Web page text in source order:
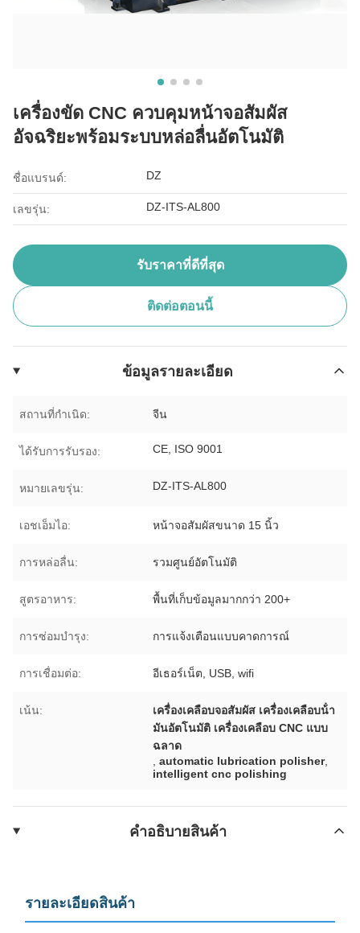
เครื่องขัด CNC ควบคุมหน้าจอสัมผัส
อัจฉริยะพร้อมระบบหล่อลื่นอัตโนมัติ
ชื่อแบรนด์: DZ
เลขรุ่น: DZ-ITS-AL800
รับราคาที่ดีที่สุด
ติดต่อตอนนี้
ข้อมูลรายละเอียด
สถานที่กำเนิด: จีน
ได้รับการรับรอง: CE, ISO 9001
หมายเลขรุ่น: DZ-ITS-AL800
เอชเอ็มไอ: หน้าจอสัมผัสขนาด 15 นิ้ว
การหล่อลื่น: รวมศูนย์อัตโนมัติ
สูตรอาหาร: พื้นที่เก็บข้อมูลมากกว่า 200+
การซ่อมบำรุง: การแจ้งเตือนแบบคาดการณ์
การเชื่อมต่อ: อีเธอร์เน็ต, USB, wifi
เน้น:
เครื่องเคลือบจอสัมผัส เครื่องเคลือบน้ํา
มันอัตโนมัติ เครื่องเคลือบ CNC แบบ
ฉลาด
,automatic lubrication polisher,
intelligent cnc polishing
คําอธิบายสินค้า
รายละเอียดสินค้า